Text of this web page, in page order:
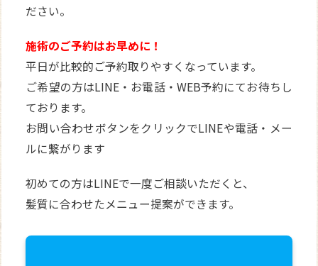
ださい。
施術のご予約はお早めに！
平日が比較的ご予約取りやすくなっています。
ご希望の方はLINE・お電話・WEB予約にてお待ちし
ております。
お問い合わせボタンをクリックでLINEや電話・メー
ルに繋がります
初めての方はLINEで一度ご相談いただくと、
髪質に合わせたメニュー提案ができます。